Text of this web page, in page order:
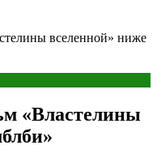
вселенной» ниже
«Властелины